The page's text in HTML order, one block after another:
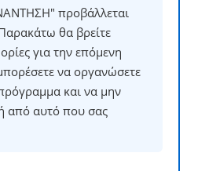
προβάλλεται
θα βρείτε
για την επόμενη
να οργανώσετε
και να μην
από αυτό που σας